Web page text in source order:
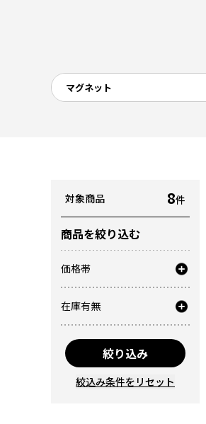
マグネット
対象商品 8件
商品を絞り込む
価格帯
在庫有無
絞り込み
絞込み条件をリセット